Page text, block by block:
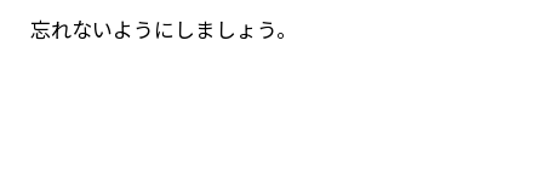
忘れないようにしましょう。